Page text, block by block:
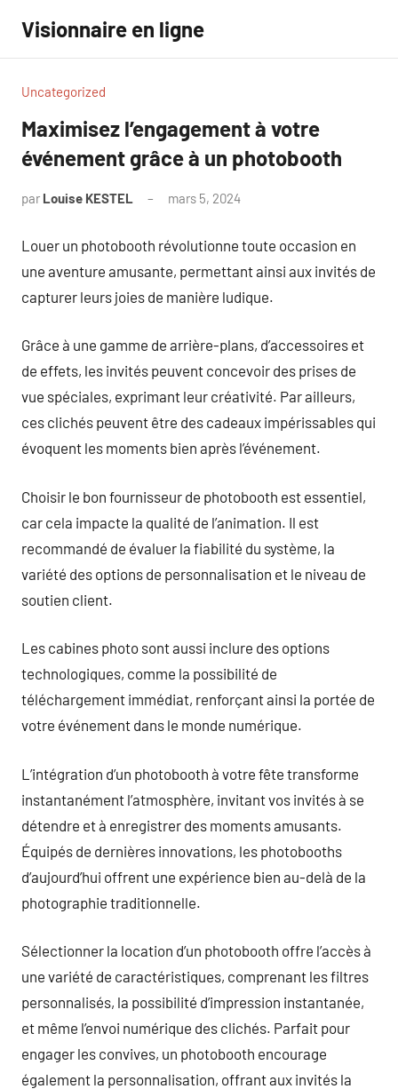
contenu
Visionnaire en ligne
Uncategorized
Maximisez l’engagement à votre
événement grâce à un photobooth
par Louise KESTEL mars 5, 2024
Louer un photobooth révolutionne toute occasion en
une aventure amusante, permettant ainsi aux invités de
capturer leurs joies de manière ludique.
Grâce à une gamme de arrière-plans, d’accessoires et
de effets, les invités peuvent concevoir des prises de
vue spéciales, exprimant leur créativité. Par ailleurs,
ces clichés peuvent être des cadeaux impérissables qui
évoquent les moments bien après l’événement.
Choisir le bon fournisseur de photobooth est essentiel,
car cela impacte la qualité de l’animation. Il est
recommandé de évaluer la fiabilité du système, la
variété des options de personnalisation et le niveau de
soutien client.
Les cabines photo sont aussi inclure des options
technologiques, comme la possibilité de
téléchargement immédiat, renforçant ainsi la portée de
votre événement dans le monde numérique.
L’intégration d’un photobooth à votre fête transforme
instantanément l’atmosphère, invitant vos invités à se
détendre et à enregistrer des moments amusants.
Équipés de dernières innovations, les photobooths
d’aujourd’hui offrent une expérience bien au-delà de la
photographie traditionnelle.
Sélectionner la location d’un photobooth offre l’accès à
une variété de caractéristiques, comprenant les filtres
personnalisés, la possibilité d’impression instantanée,
et même l’envoi numérique des clichés. Parfait pour
engager les convives, un photobooth encourage
également la personnalisation, offrant aux invités la